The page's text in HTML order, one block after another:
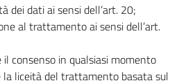
dei dati ai sensi dell’art. 20;
al trattamento ai sensi dell’art.
consenso in qualsiasi momento
la liceità del trattamento basata sul